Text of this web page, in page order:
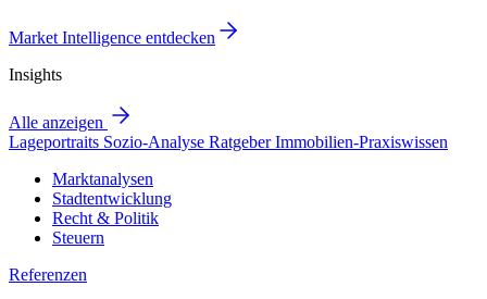
Market Intelligence entdecken
Insights
Alle anzeigen
Lageportraits Sozio-Analyse RatgeberImmobilien-Praxiswissen
Marktanalysen
Stadtentwicklung
Recht & Politik
Steuern
Referenzen